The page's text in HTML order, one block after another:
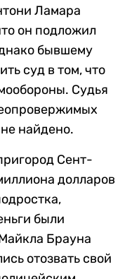
Ламара
он подложил
бывшему
суд в том, что
Судья
найдено.
Сент-
долларов
были
Брауна
отозвать свой